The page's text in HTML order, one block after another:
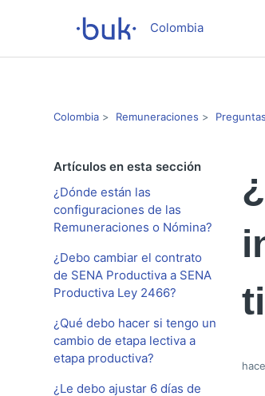
Colombia
Colombia Remuneraciones
Artículos en esta sección
¿Dónde están las
configuraciones de las
Remuneraciones o Nómina?
¿Debo cambiar el contrato
de SENA Productiva a SENA
Productiva Ley 2466?
¿Qué debo hacer si tengo un
cambio de etapa lectiva a
etapa productiva?
¿Le debo ajustar 6 días de